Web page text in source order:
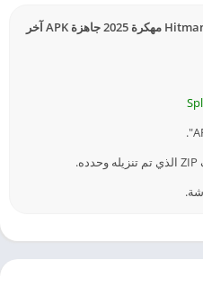
كيف يتم تثبيت تحميل لعبة Hitman Sniper 2 مهكرة 2025 جاهزة APK آخر